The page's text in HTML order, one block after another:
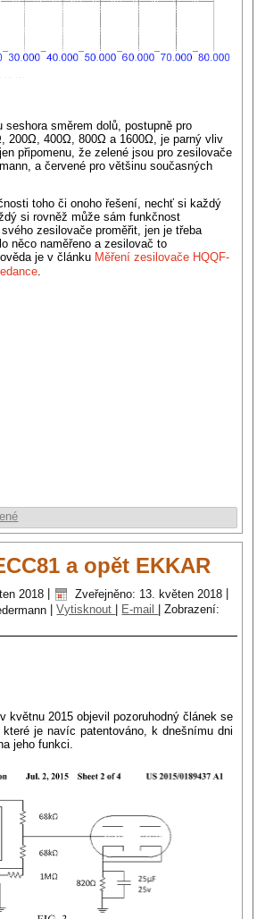
seshora směrem dolů, postupně pro
200Ω, 400Ω, 800Ω a 1600Ω, je parný vliv
připomenu, že zelené jsou pro zesilovače
a červené pro většinu současných
toho či onoho řešení, nechť si každý
si rovněž může sám funkčnost
zesilovače proměřit, jen je třeba
něco naměřeno a zesilovač to
je v článku Měření zesilovače HQQF-
a opět EKKAR
2018 Zveřejněno: 13. květen 2018
|Vytisknout E-mail |Zobrazení:
květnu 2015 objevil pozoruhodný článek se
je navíc patentováno, k dnešnímu dni
jeho funkci.